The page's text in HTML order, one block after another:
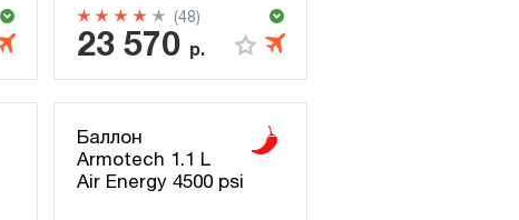
(48)
23 570 р.
Баллон
Armotech 1.1 L
Air Energy 4500 psi